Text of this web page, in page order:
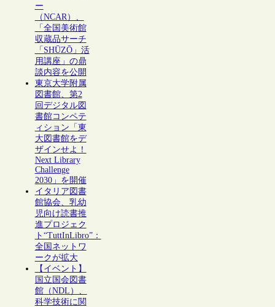
ー
（NCAR）、
「全国美術館
収蔵品サーチ
「SHŪZŌ」活
用講座」の鼎
談内容を公開
東京大学附属
図書館、第2
回デジタル図
書館コンペテ
ィション「東
大図書館をデ
ザインせよ！
Next Library
Challenge
2030」を開催
イタリア図書
館協会、乳幼
児向け読書推
進プロジェク
ト“TuttInLibro”：
全国ネットワ
ークが拡大
【イベント】
国立国会図書
館（NDL）、
科学技術に関